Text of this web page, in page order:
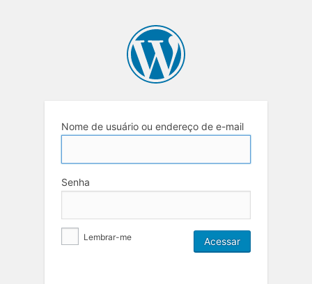
Nome de usuário ou endereço de e-mail
Senha
Lembrar-me